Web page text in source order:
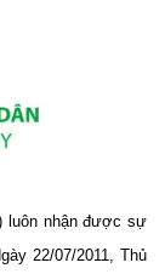
luôn nhận được sự
22/07/2011, Thủ